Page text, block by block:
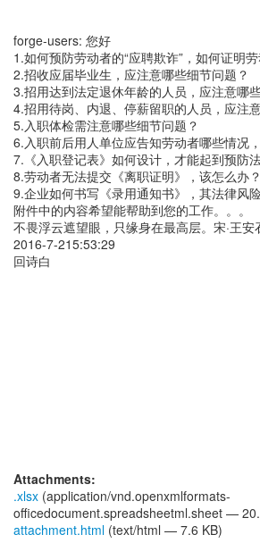
forge-users: 您好
1.如何预防劳动者的“应聘欺诈”，如何证明劳
2.招收应届毕业生，应注意哪些细节问题？
3.招用达到法定退休年龄的人员，应注意哪
4.招用待岗、内退、停薪留职的人员，应注
5.入职体检需注意哪些细节问题？
6.入职前后用人单位应告知劳动者哪些情况
7.《入职登记表》如何设计，才能起到预防
8.劳动者无法提交《离职证明》，该怎么办？
9.企业如何书写《录用通知书》，其法律风
附件中的内容希望能帮助到您的工作。。。
不畏浮云遮望眼，只缘身在最高层。宋·王安
2016-7-215:53:29
回诗白
Attachments:
.xlsx (application/vnd.openxmlformats-
officedocument.spreadsheetml.sheet —
attachment.html (text/html — 7.6 KB)